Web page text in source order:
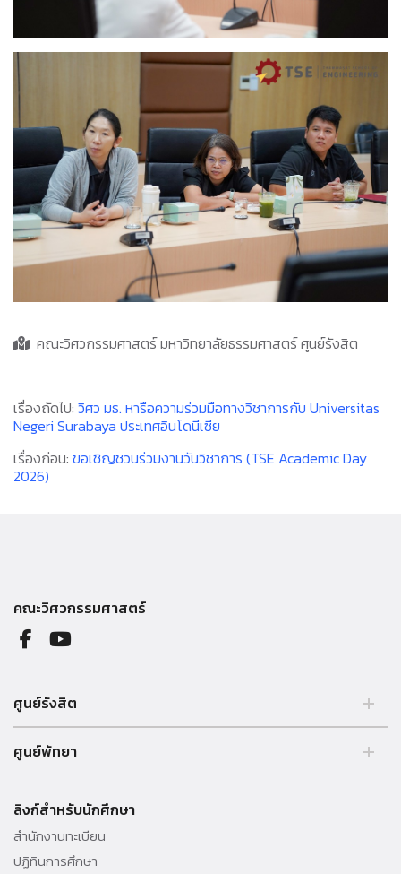
คณะวิศวกรรมศาสตร์ มหาวิทยาลัยธรรมศาสตร์ ศูนย์รังสิต
เรื่องถัดไป: วิศว มธ. หารือความร่วมมือทางวิชาการกับ Universitas
Negeri Surabaya ประเทศอินโดนีเซีย
เรื่องก่อน: ขอเชิญชวนร่วมงานวันวิชาการ (TSE Academic Day
2026)
คณะวิศวกรรมศาสตร์
ศูนย์รังสิต
99 หมู่ 18 ถ.พหลโยธิน คลองหลวง รังสิต ปทุมธานี 12121 ประเทศไทย.
Tel. 02 564 3001 -9
ศูนย์พัทยา
010 - 69 ต่อ 3000
ลิงก์สำหรับนักศึกษา
สำนักงานทะเบียน
ปฏิทินการศึกษา